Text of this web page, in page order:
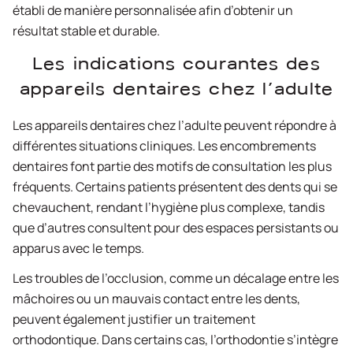
établi de manière personnalisée afin d’obtenir un
résultat stable et durable.
Les indications courantes des
appareils dentaires chez l’adulte
Les appareils dentaires chez l’adulte peuvent répondre à
différentes situations cliniques. Les encombrements
dentaires font partie des motifs de consultation les plus
fréquents. Certains patients présentent des dents qui se
chevauchent, rendant l’hygiène plus complexe, tandis
que d’autres consultent pour des espaces persistants ou
apparus avec le temps.
Les troubles de l’occlusion, comme un décalage entre les
mâchoires ou un mauvais contact entre les dents,
peuvent également justifier un traitement
orthodontique. Dans certains cas, l’orthodontie s’intègre